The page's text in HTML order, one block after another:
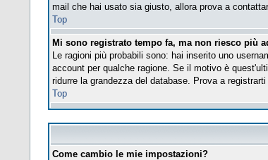
mail che hai usato sia giusto, allora prova a
Top
Mi sono registrato tempo fa, ma non riesco più
Le ragioni più probabili sono: hai inserito uno
account per qualche ragione. Se il motivo è
ridurre la grandezza del database. Prova a
Top
Come cambio le mie impostazioni?